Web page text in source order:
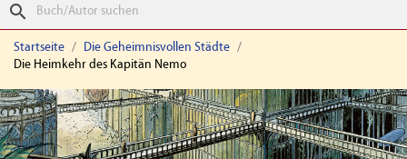
search
Startseite
Die Geheimnisvollen Städte
Die Heimkehr des Kapitän Nemo